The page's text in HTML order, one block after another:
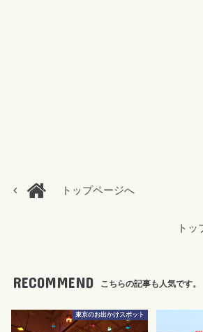
トップページへ
ト
RECOMMEND こちらの記事も人気です。
東京のお出かけスポット